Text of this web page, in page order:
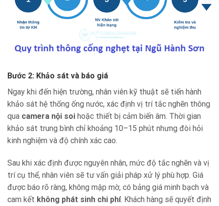
Bước 2: Khảo sát và báo giá
Ngay khi đến hiện trường, nhân viên kỹ thuật sẽ tiến hành
khảo sát hệ thống ống nước, xác định vị trí tắc nghẽn thông
qua camera nội soi hoặc thiết bị cảm biến âm. Thời gian
khảo sát trung bình chỉ khoảng 10–15 phút nhưng đòi hỏi
kinh nghiệm và độ chính xác cao.
Sau khi xác định được nguyên nhân, mức độ tắc nghẽn và vị
trí cụ thể, nhân viên sẽ tư vấn giải pháp xử lý phù hợp. Giá
được báo rõ ràng, không mập mờ, có bảng giá minh bạch và
cam kết không phát sinh chi phí. Khách hàng sẽ quyết định